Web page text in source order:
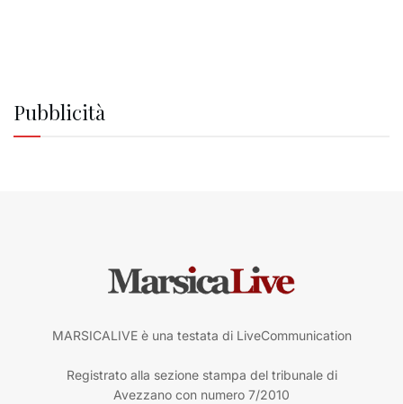
Pubblicità
MARSICALIVE è una testata di LiveCommunication
Registrato alla sezione stampa del tribunale di
Avezzano con numero 7/2010